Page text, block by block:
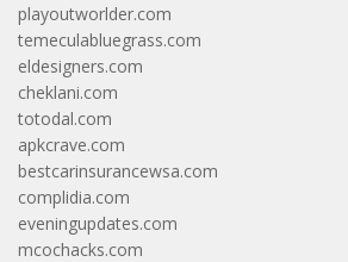
playoutworlder.com
temeculabluegrass.com
eldesigners.com
cheklani.com
totodal.com
apkcrave.com
bestcarinsurancewsa.com
complidia.com
eveningupdates.com
mcochacks.com